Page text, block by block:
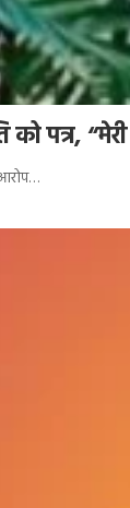
को पत्र,